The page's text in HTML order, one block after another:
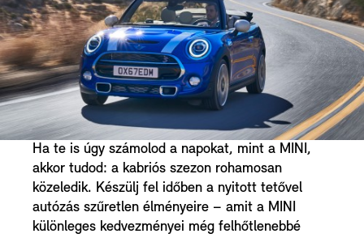
Ha te is úgy számolod a napokat, mint a MINI,
akkor tudod: a kabriós szezon rohamosan
közeledik. Készülj fel időben a nyitott tetővel
autózás szűretlen élményeire – amit a MINI
különleges kedvezményei még felhőtlenebbé